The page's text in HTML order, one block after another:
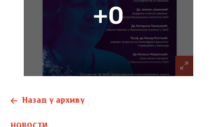
+0
Назад у архиву